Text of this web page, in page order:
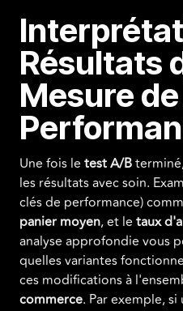
Résultats
Mesure
Une fois le test A/B
les résultats avec soin.
clés de performance)
panier moyen, et le taux
analyse approfondie vous
quelles variantes
ces modifications à
commerce. Par exemple,